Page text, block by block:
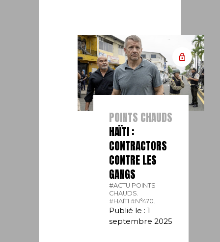
POINTS CHAUDS
HAÏTI :
CONTRACTORS
CONTRE LES
GANGS
#ACTU POINTS
CHAUDS.
#HAÏTI.#N°470.
Publié le : 1
septembre 2025